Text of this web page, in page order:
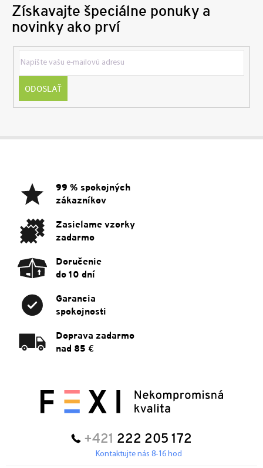
Získavajte špeciálne ponuky a
novinky ako prví
ODOSLAŤ
99 % spokojných
zákazníkov
Zasielame vzorky
zadarmo
Doručenie
do 10 dní
Garancia
spokojnosti
Doprava zadarmo
nad 85 €
+421 222 205 172
Kontaktujte nás 8-16 hod